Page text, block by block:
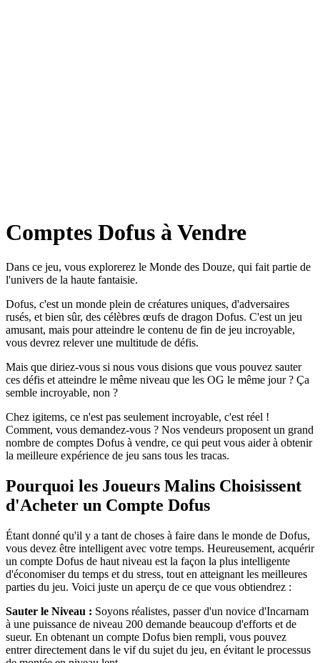
Comptes Dofus à Vendre
Dans ce jeu, vous explorerez le Monde des Douze, qui fait partie de
l'univers de la haute fantaisie.
Dofus, c'est un monde plein de créatures uniques, d'adversaires
rusés, et bien sûr, des célèbres œufs de dragon Dofus. C'est un jeu
amusant, mais pour atteindre le contenu de fin de jeu incroyable,
vous devrez relever une multitude de défis.
Mais que diriez-vous si nous vous disions que vous pouvez sauter
ces défis et atteindre le même niveau que les OG le même jour ? Ça
semble incroyable, non ?
Chez igitems, ce n'est pas seulement incroyable, c'est réel !
Comment, vous demandez-vous ? Nos vendeurs proposent un grand
nombre de comptes Dofus à vendre, ce qui peut vous aider à obtenir
la meilleure expérience de jeu sans tous les tracas.
Pourquoi les Joueurs Malins Choisissent
d'Acheter un Compte Dofus
Étant donné qu'il y a tant de choses à faire dans le monde de Dofus,
vous devez être intelligent avec votre temps. Heureusement, acquérir
un compte Dofus de haut niveau est la façon la plus intelligente
d'économiser du temps et du stress, tout en atteignant les meilleures
parties du jeu. Voici juste un aperçu de ce que vous obtiendrez :
Sauter le Niveau : Soyons réalistes, passer d'un novice d'Incarnam
à une puissance de niveau 200 demande beaucoup d'efforts et de
sueur. En obtenant un compte Dofus bien rempli, vous pouvez
entrer directement dans le vif du sujet du jeu, en évitant le processus